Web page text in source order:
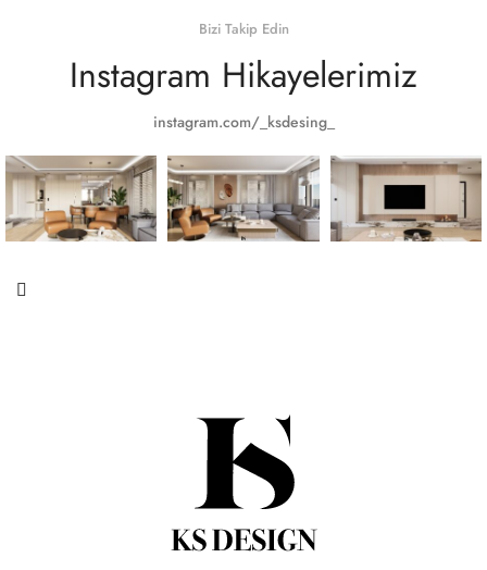
Bizi Takip Edin
Instagram Hikayelerimiz
instagram.com/_ksdesing_